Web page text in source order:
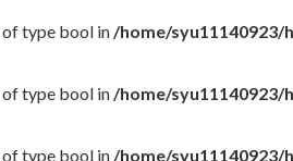
of type bool in/home/
of type bool in/home/
of type bool in/home/